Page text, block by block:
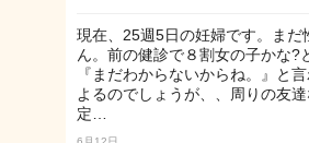
現在、25週5日の妊婦です。まだ
ん。前の健診で８割女の子かな?
『まだわからないからね。』と
よるのでしょうが、、周りの友
定…